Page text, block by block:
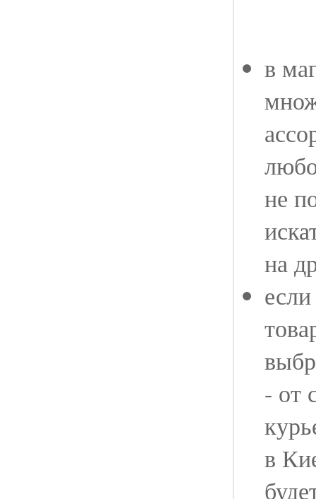
в
не
на
- от
в